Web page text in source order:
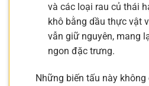
và các loại rau củ thái
khô bằng dầu thực vật
vẫn giữ nguyên, mang
ngon đặc trưng.
Những biến tấu này